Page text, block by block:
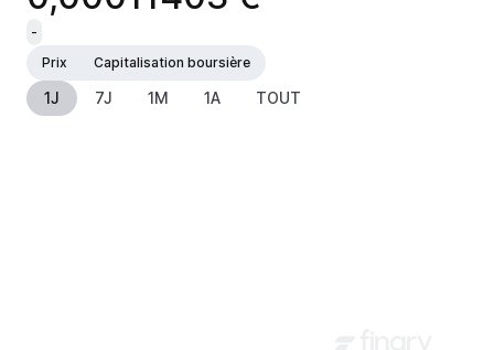
-
Prix
Capitalisation boursière
1J 7J 1M 1A TOUT